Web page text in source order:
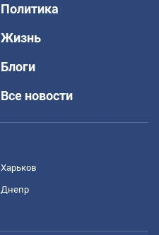
Политика
Жизнь
Блоги
Все новости
Харьков
Днепр